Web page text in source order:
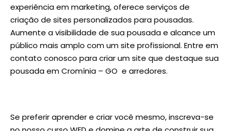
experiência em marketing, oferece serviços de
criação de sites personalizados para pousadas.
Aumente a visibilidade de sua pousada e alcance um
público mais amplo com um site profissional. Entre em
contato conosco para criar um site que destaque sua
pousada em Cromínia – GO e arredores.
Se preferir aprender e criar você mesmo, inscreva-se